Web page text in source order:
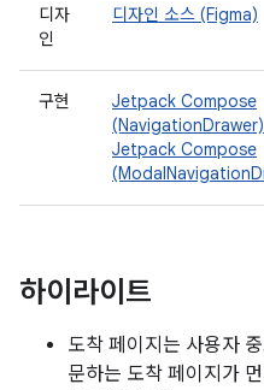
디자
인
디자인 소스 (Figma)
구현
Jetpack Compose
(NavigationDrawer)
Jetpack Compose
하이라이트
도착 페이지는 사용자
문하는 도착 페이지가